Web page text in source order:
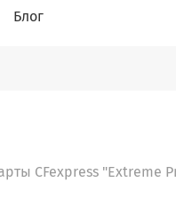
Блог
CFexpress "Extreme